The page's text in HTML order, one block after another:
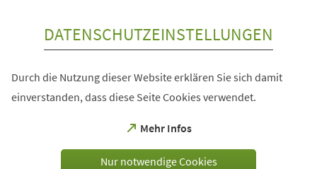
DATENSCHUTZEINSTELLUNGEN
Durch die Nutzung dieser Website erklären Sie sich damit
einverstanden, dass diese Seite Cookies verwendet.
Mehr Infos
(Öffnet
einem
Nur notwendige Cookies